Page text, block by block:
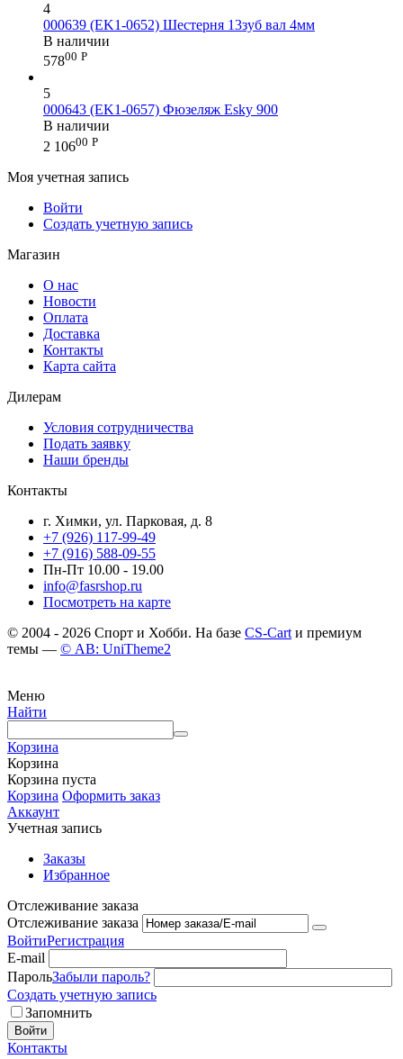
4
000639 (EK1-0652) Шестерня 13зуб вал 4мм
В наличии
57800 Р
5
000643 (EK1-0657) Фюзеляж Esky 900
В наличии
2 10600 Р
Моя учетная запись
Войти
Создать учетную запись
Магазин
О нас
Новости
Оплата
Доставка
Контакты
Карта сайта
Дилерам
Условия сотрудничества
Подать заявку
Наши бренды
Контакты
г. Химки, ул. Парковая, д. 8
+7 (926) 117-99-49
+7 (916) 588-09-55
Пн-Пт 10.00 - 19.00
info@fasrshop.ru
Посмотреть на карте
© 2004 - 2026 Спорт и Хобби. На базе CS-Cart и премиум
темы — © AB: UniTheme2
Меню
Найти
Корзина
Корзина
Корзина пуста
Корзина Оформить заказ
Аккаунт
Учетная запись
Заказы
Избранное
Отслеживание заказа
Отслеживание заказа
ВойтиРегистрация
E-mail
ПарольЗабыли пароль?
Создать учетную запись
Запомнить
Войти
Контакты